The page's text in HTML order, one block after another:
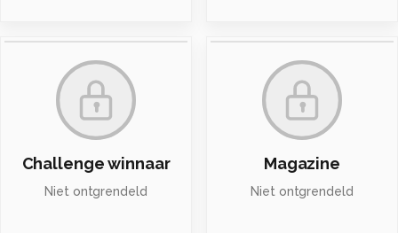
Challenge winnaar
Niet ontgrendeld
Magazine
Niet ontgrendeld